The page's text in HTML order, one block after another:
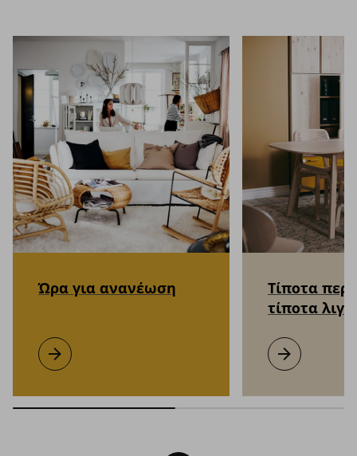
Ώρα για ανανέωση
Ώρα για ανανέωση
Μάθετε περισσότερα
Τίποτα
τίποτα
Τίποτα
Μάθετε